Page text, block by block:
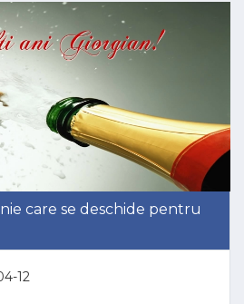
care se deschide pentru
12